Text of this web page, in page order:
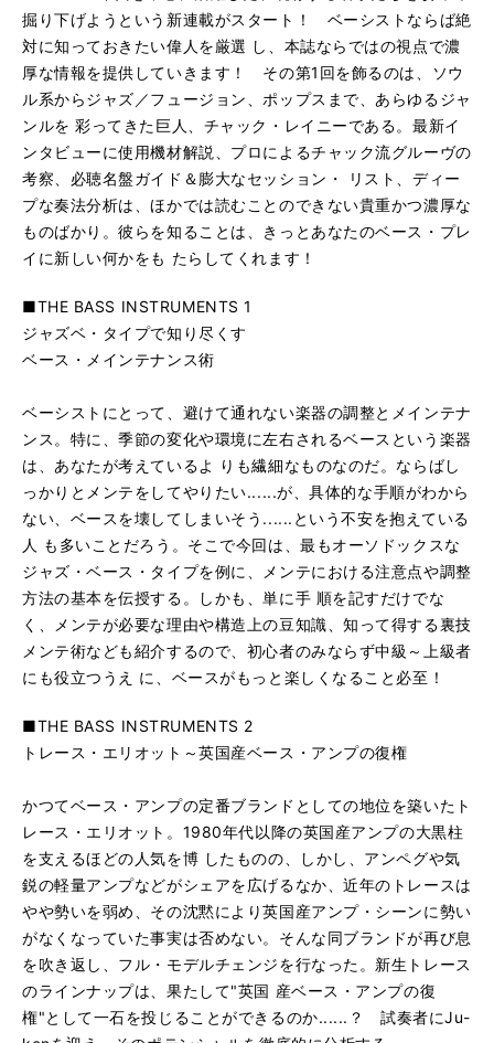
掘り下げようという新連載がスタート！ ベーシストならば絶
対に知っておきたい偉人を厳選 し、本誌ならではの視点で濃
厚な情報を提供していきます！ その第1回を飾るのは、ソウ
ル系からジャズ／フュージョン、ポップスまで、あらゆるジャ
ンルを 彩ってきた巨人、チャック・レイニーである。最新イ
ンタビューに使用機材解説、プロによるチャック流グルーヴの
考察、必聴名盤ガイド＆膨大なセッション・ リスト、ディー
プな奏法分析は、ほかでは読むことのできない貴重かつ濃厚な
ものばかり。彼らを知ることは、きっとあなたのベース・プレ
イに新しい何かをも たらしてくれます！
■THE BASS INSTRUMENTS 1
ジャズベ・タイプで知り尽くす
ベース・メインテナンス術
ベーシストにとって、避けて通れない楽器の調整とメインテナ
ンス。特に、季節の変化や環境に左右されるベースという楽器
は、あなたが考えているよ りも繊細なものなのだ。ならばし
っかりとメンテをしてやりたい......が、具体的な手順がわから
ない、ベースを壊してしまいそう......という不安を抱えている
人 も多いことだろう。そこで今回は、最もオーソドックスな
ジャズ・ベース・タイプを例に、メンテにおける注意点や調整
方法の基本を伝授する。しかも、単に手 順を記すだけでな
く、メンテが必要な理由や構造上の豆知識、知って得する裏技
メンテ術なども紹介するので、初心者のみならず中級～上級者
にも役立つうえ に、ベースがもっと楽しくなること必至！
■THE BASS INSTRUMENTS 2
トレース・エリオット～英国産ベース・アンプの復権
かつてベース・アンプの定番ブランドとしての地位を築いたト
レース・エリオット。1980年代以降の英国産アンプの大黒柱
を支えるほどの人気を博 したものの、しかし、アンペグや気
鋭の軽量アンプなどがシェアを広げるなか、近年のトレースは
やや勢いを弱め、その沈黙により英国産アンプ・シーンに勢い
がなくなっていた事実は否めない。そんな同ブランドが再び息
を吹き返し、フル・モデルチェンジを行なった。新生トレース
のラインナップは、果たして"英国 産ベース・アンプの復
権"として一石を投じることができるのか......？ 試奏者にJu-